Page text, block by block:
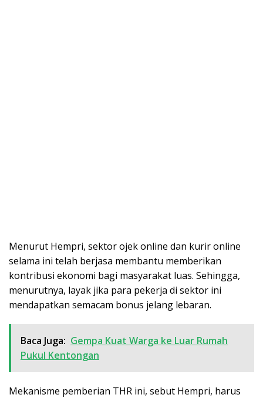
Menurut Hempri, sektor ojek online dan kurir online
selama ini telah berjasa membantu memberikan
kontribusi ekonomi bagi masyarakat luas. Sehingga,
menurutnya, layak jika para pekerja di sektor ini
mendapatkan semacam bonus jelang lebaran.
Baca Juga: Gempa Kuat Warga ke Luar Rumah
Pukul Kentongan
Mekanisme pemberian THR ini, sebut Hempri, harus